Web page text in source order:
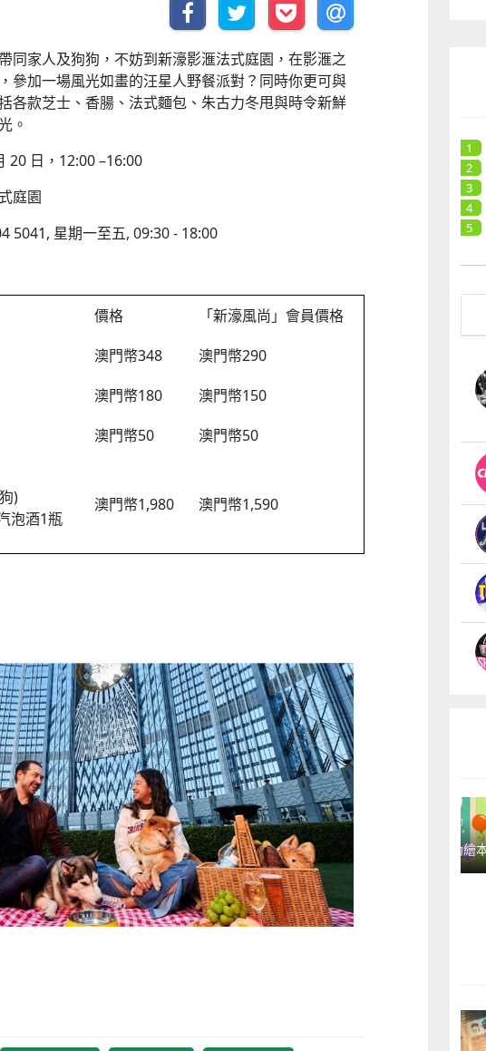
同家人及狗狗，不妨到新濠影滙法式庭園，在影滙之
參加一場風光如畫的汪星人野餐派對？同時你更可與
各款芝士、香腸、法式麵包、朱古力冬甩與時令新鮮
。
20 日，12:00 –16:00
庭園
5041, 星期一至五, 09:30 - 18:00
價格
「新濠風尚」會員價格
澳門幣348
澳門幣290
澳門幣180
澳門幣150
澳門幣50
澳門幣50
)
泡酒1瓶
澳門幣1,980 澳門幣1,590
界
29
童心探秘澳門的“中國第一”系列──
西式大學
2026-07-11 至 2026-08-08
嬰幼兒親子閱讀推廣活動-嬰幼繪
2026-07-11 至 2026-08-23